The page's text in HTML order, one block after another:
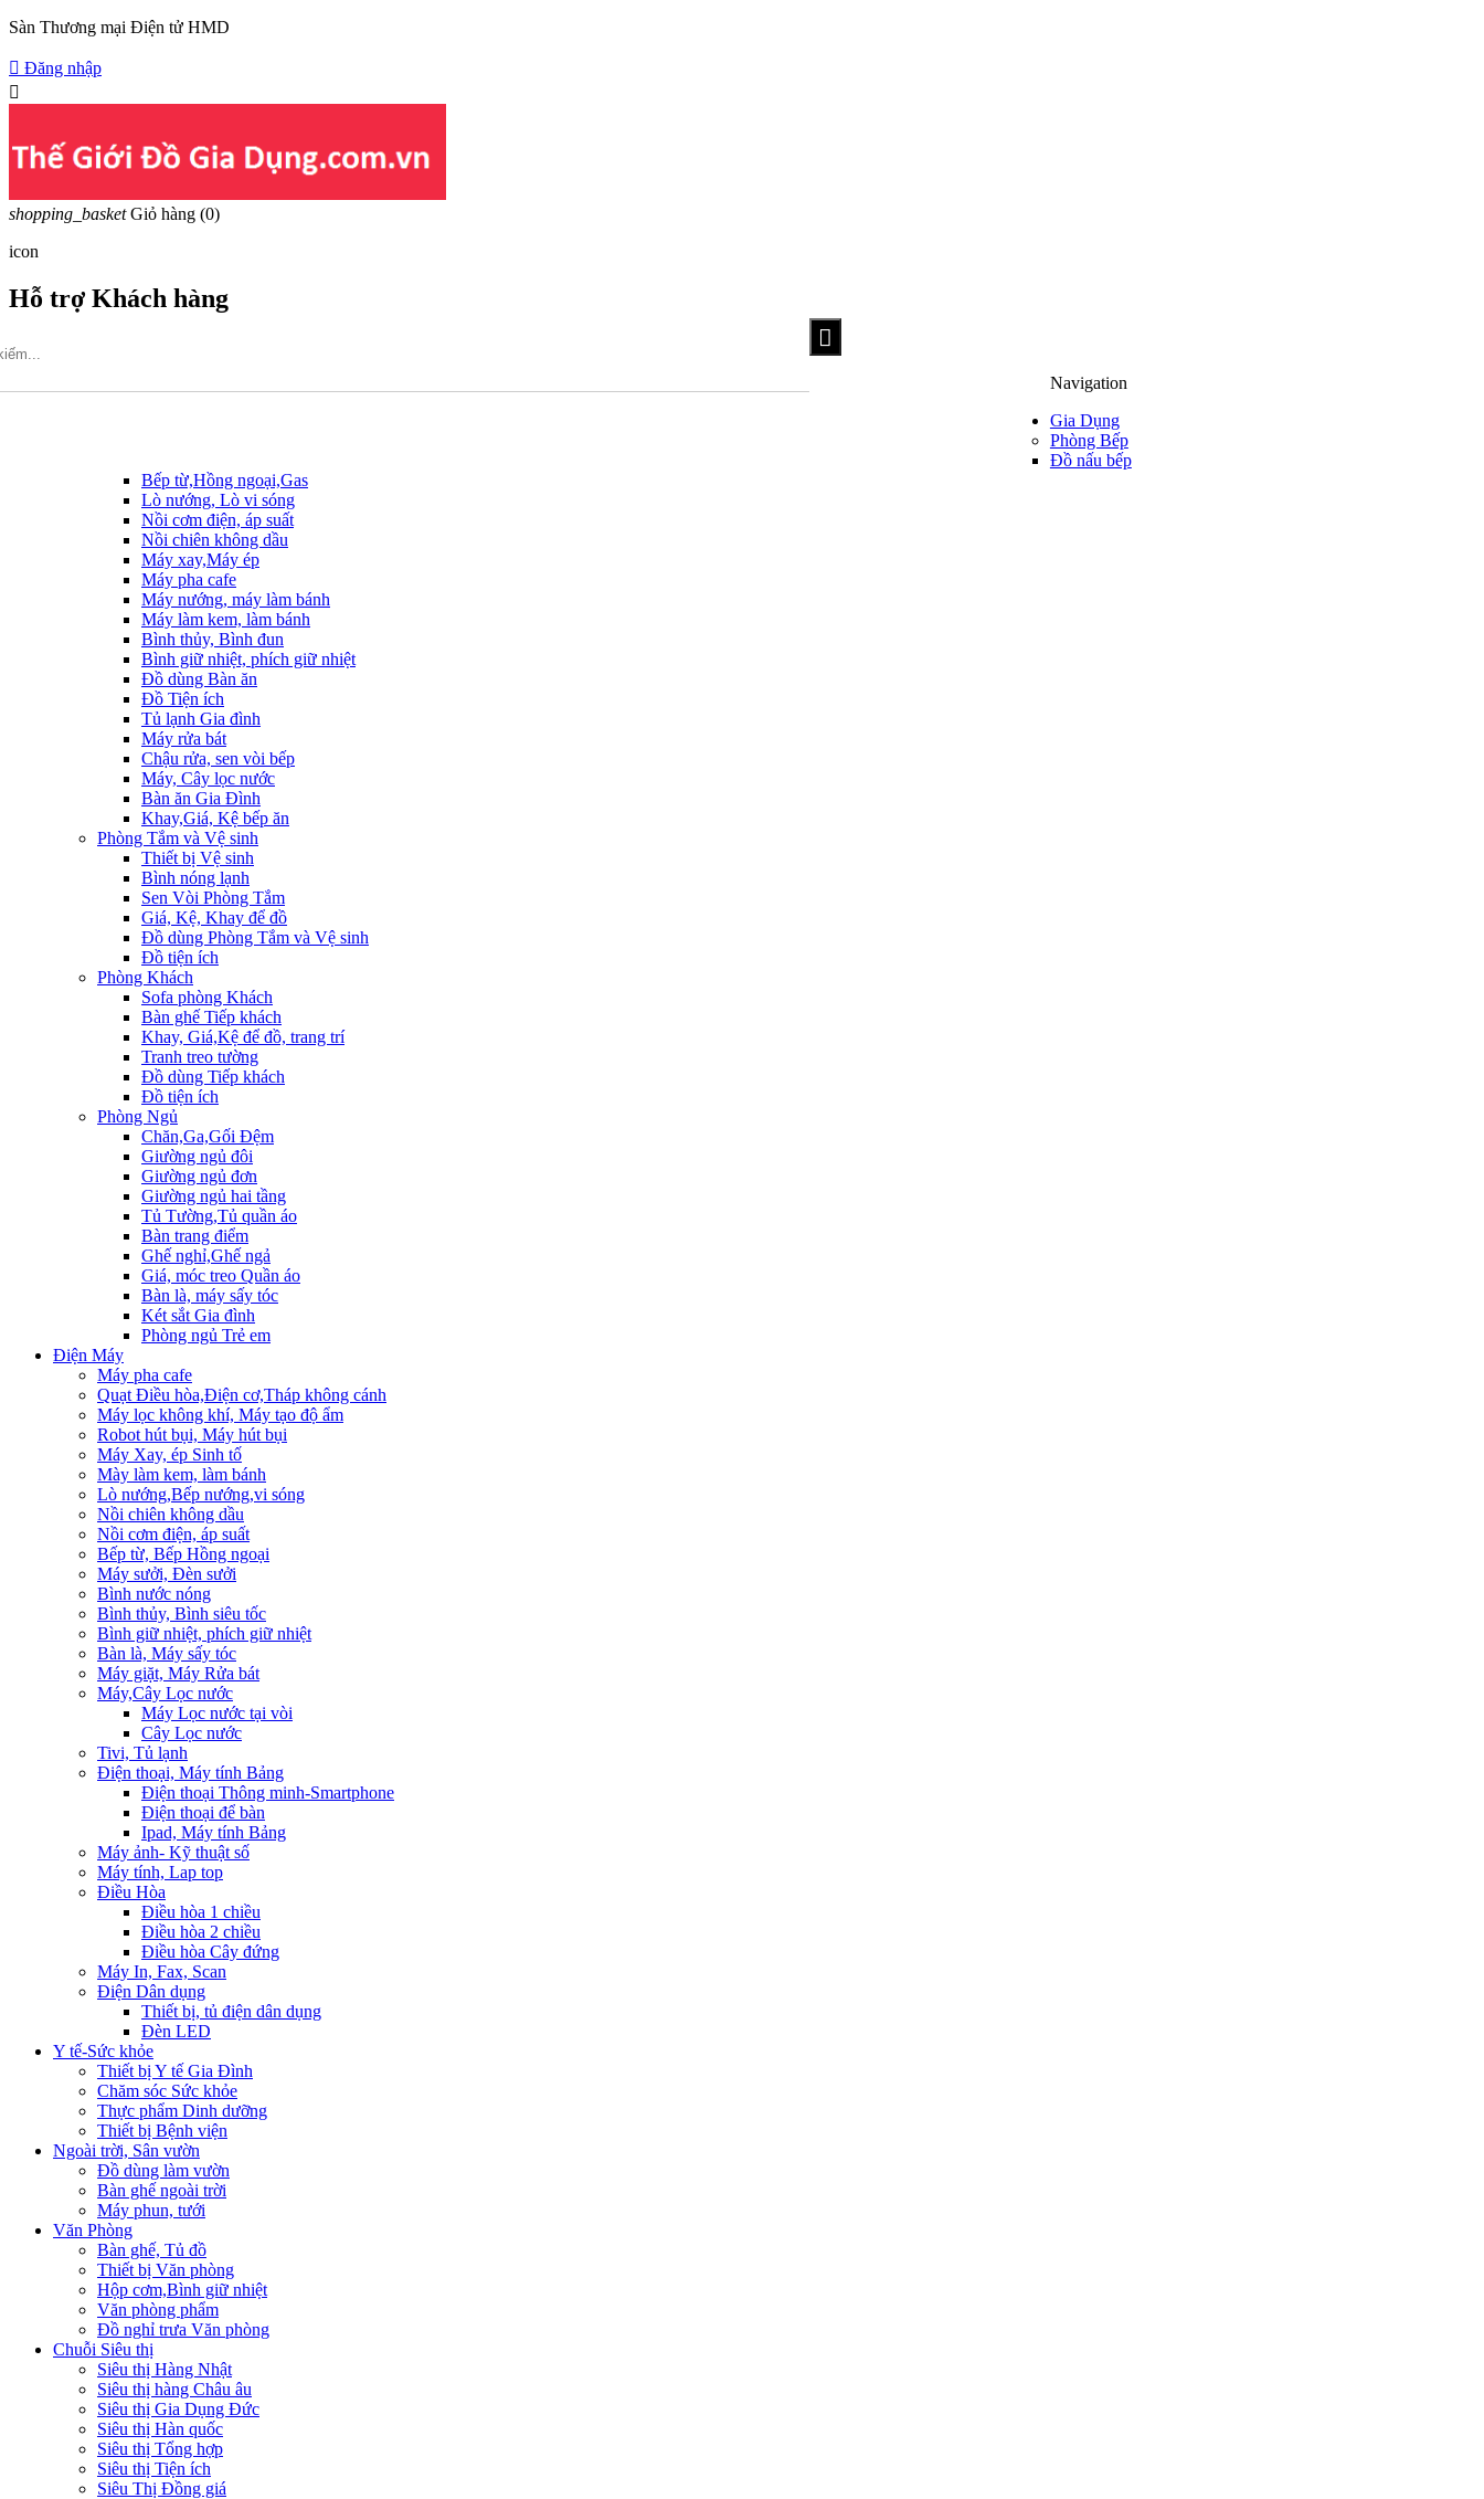
Sàn Thương mại Điện tử HMD
 Đăng nhập

shopping_basket Giỏ hàng (0)
icon
Hỗ trợ Khách hàng
Hotline: 09317.456.44
Navigation
Gia Dụng
Phòng Bếp
Đồ nấu bếp
Bếp từ,Hồng ngoại,Gas
Lò nướng, Lò vi sóng
Nồi cơm điện, áp suất
Nồi chiên không dầu
Máy xay,Máy ép
Máy pha cafe
Máy nướng, máy làm bánh
Máy làm kem, làm bánh
Bình thủy, Bình đun
Bình giữ nhiệt, phích giữ nhiệt
Đồ dùng Bàn ăn
Đồ Tiện ích
Tủ lạnh Gia đình
Máy rửa bát
Chậu rửa, sen vòi bếp
Máy, Cây lọc nước
Bàn ăn Gia Đình
Khay,Giá, Kệ bếp ăn
Phòng Tắm và Vệ sinh
Thiết bị Vệ sinh
Bình nóng lạnh
Sen Vòi Phòng Tắm
Giá, Kệ, Khay để đồ
Đồ dùng Phòng Tắm và Vệ sinh
Đồ tiện ích
Phòng Khách
Sofa phòng Khách
Bàn ghế Tiếp khách
Khay, Giá,Kệ để đồ, trang trí
Tranh treo tường
Đồ dùng Tiếp khách
Đồ tiện ích
Phòng Ngủ
Chăn,Ga,Gối Đệm
Giường ngủ đôi
Giường ngủ đơn
Giường ngủ hai tầng
Tủ Tường,Tủ quần áo
Bàn trang điểm
Ghế nghỉ,Ghế ngả
Giá, móc treo Quần áo
Bàn là, máy sấy tóc
Két sắt Gia đình
Phòng ngủ Trẻ em
Điện Máy
Máy pha cafe
Quạt Điều hòa,Điện cơ,Tháp không cánh
Máy lọc không khí, Máy tạo độ ẩm
Robot hút bụi, Máy hút bụi
Máy Xay, ép Sinh tố
Mày làm kem, làm bánh
Lò nướng,Bếp nướng,vi sóng
Nồi chiên không dầu
Nồi cơm điện, áp suất
Bếp từ, Bếp Hồng ngoại
Máy sưởi, Đèn sưởi
Bình nước nóng
Bình thủy, Bình siêu tốc
Bình giữ nhiệt, phích giữ nhiệt
Bàn là, Máy sấy tóc
Máy giặt, Máy Rửa bát
Máy,Cây Lọc nước
Máy Lọc nước tại vòi
Cây Lọc nước
Tivi, Tủ lạnh
Điện thoại, Máy tính Bảng
Điện thoại Thông minh-Smartphone
Điện thoại để bàn
Ipad, Máy tính Bảng
Máy ảnh- Kỹ thuật số
Máy tính, Lap top
Điều Hòa
Điều hòa 1 chiều
Điều hòa 2 chiều
Điều hòa Cây đứng
Máy In, Fax, Scan
Điện Dân dụng
Thiết bị, tủ điện dân dụng
Đèn LED
Y tế-Sức khỏe
Thiết bị Y tế Gia Đình
Chăm sóc Sức khỏe
Thực phẩm Dinh dưỡng
Thiết bị Bệnh viện
Ngoài trời, Sân vườn
Đồ dùng làm vườn
Bàn ghế ngoài trời
Máy phun, tưới
Văn Phòng
Bàn ghế, Tủ đồ
Thiết bị Văn phòng
Hộp cơm,Bình giữ nhiệt
Văn phòng phẩm
Đồ nghỉ trưa Văn phòng
Chuỗi Siêu thị
Siêu thị Hàng Nhật
Siêu thị hàng Châu âu
Siêu thị Gia Dụng Đức
Siêu thị Hàn quốc
Siêu thị Tổng hợp
Siêu thị Tiện ích
Siêu Thị Đồng giá